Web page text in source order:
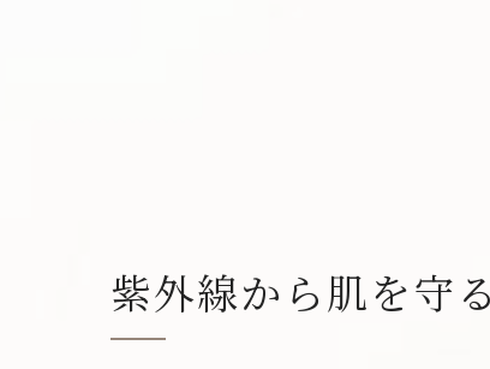
紫外線から肌を守